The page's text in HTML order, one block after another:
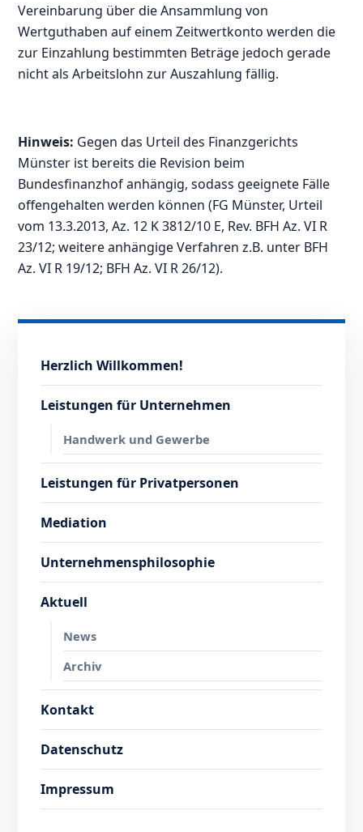
Vereinbarung über die Ansammlung von
Wertguthaben auf einem Zeitwertkonto werden die
zur Einzahlung bestimmten Beträge jedoch gerade
nicht als Arbeitslohn zur Auszahlung fällig.
Hinweis: Gegen das Urteil des Finanzgerichts
Münster ist bereits die Revision beim
Bundesfinanzhof anhängig, sodass geeignete Fälle
offengehalten werden können (FG Münster, Urteil
vom 13.3.2013, Az. 12 K 3812/10 E, Rev. BFH Az. VI R
23/12; weitere anhängige Verfahren z.B. unter BFH
Az. VI R 19/12; BFH Az. VI R 26/12).
Herzlich Willkommen!
Leistungen für Unternehmen
Handwerk und Gewerbe
Leistungen für Privatpersonen
Mediation
Unternehmensphilosophie
Aktuell
News
Archiv
Kontakt
Datenschutz
Impressum